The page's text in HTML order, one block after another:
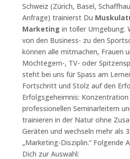
Schweiz (Zürich, Basel,
Anfrage) trainierst Du
Marketing in toller Umgebung.
von den Business- zu den
können alle mitmachen, Frauen
Möchtegern-, TV- oder
steht bei uns für Spass am
Fortschritt und Stolz auf den
Erfolgsgeheimnis:
professionellen Seminarleitern
trainieren in der Natur ohne
Geräten und wechseln mehr als
„Marketing-Disziplin.“ Folgende
Dich zur Auswahl: